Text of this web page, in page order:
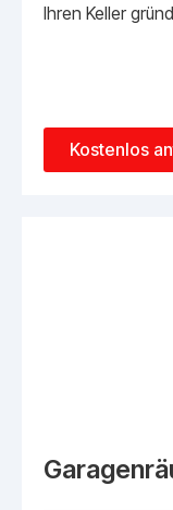
Ihren Keller
Kostenlos